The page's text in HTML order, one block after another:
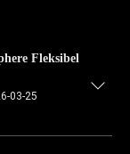
Fleksibel
03-25